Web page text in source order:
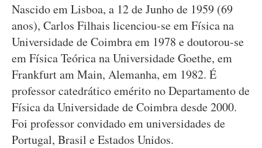
Nascido em Lisboa, a 12 de Junho de 1959 (69
anos), Carlos Filhais licenciou-se em Física na
Universidade de Coimbra em 1978 e doutorou-se
em Física Teórica na Universidade Goethe, em
Frankfurt am Main, Alemanha, em 1982. É
professor catedrático emérito no Departamento de
Física da Universidade de Coimbra desde 2000.
Foi professor convidado em universidades de
Portugal, Brasil e Estados Unidos.